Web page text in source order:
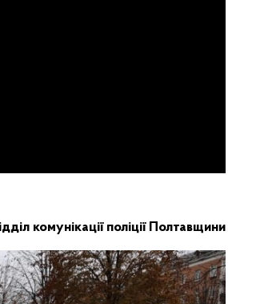
комунікації поліції Полтавщини